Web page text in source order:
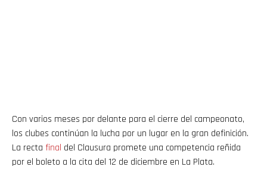
Con varios meses por delante para el cierre del campeonato,
los clubes continúan la lucha por un lugar en la gran definición.
La recta final del Clausura promete una competencia reñida
por el boleto a la cita del 12 de diciembre en La Plata.